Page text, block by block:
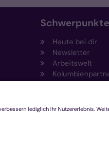
Schwerpunkte
Heute bei dir
Newsletter
Arbeitswelt
Umweltportal
Fundraising